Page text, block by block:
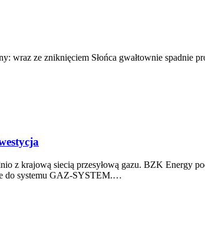
wraz ze zniknięciem Słońca gwałtownie spadnie
z krajową siecią przesyłową gazu. BZK Energy
do systemu GAZ-SYSTEM.…